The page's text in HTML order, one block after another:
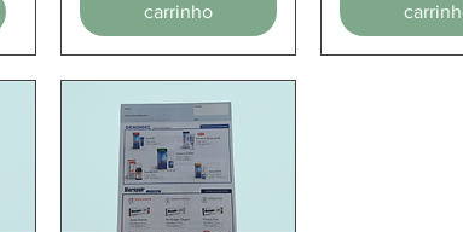
carrinho